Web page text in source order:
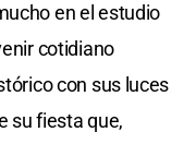
en el estudio
cotidiano
con sus luces
su fiesta que,